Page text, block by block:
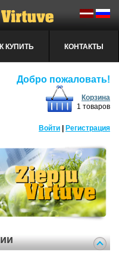
КУПИТЬ КОНТАКТЫ
Добро пожаловать!
Корзина
1 товаров
Войти Регистрация